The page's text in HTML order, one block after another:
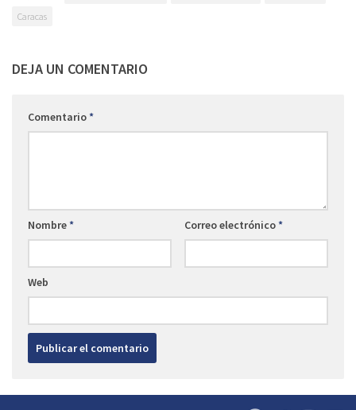
Caracas
DEJA UN COMENTARIO
Comentario*
Nombre* Correo electrónico*
Web